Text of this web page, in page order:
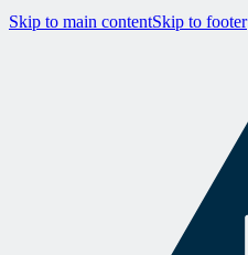
Skip to main contentSkip to footer